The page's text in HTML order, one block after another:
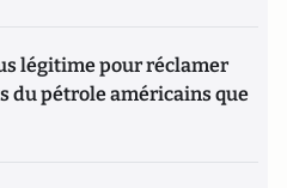
légitime pour réclamer
du pétrole américains que